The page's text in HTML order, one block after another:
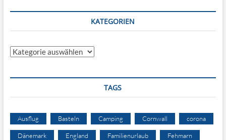
KATEGORIEN
Kategorien
TAGS
Ausflug Basteln Camping Cornwall corona
Dänemark England Familienurlaub Fehmarn